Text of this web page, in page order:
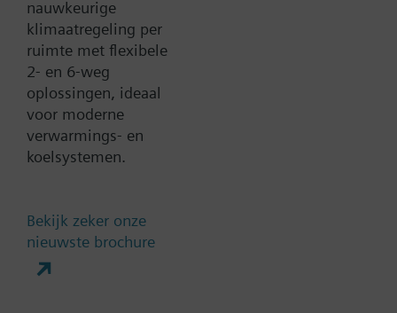
Documenten
Technische samenvatting
Meervoudige selecteerbare
Compatibele front modules
nauwkeurige
klimaatregeling per
ruimte met flexibele
2- en 6-weg
oplossingen, ideaal
voor moderne
verwarmings- en
koelsystemen.
Bekijk zeker onze
nieuwste brochure